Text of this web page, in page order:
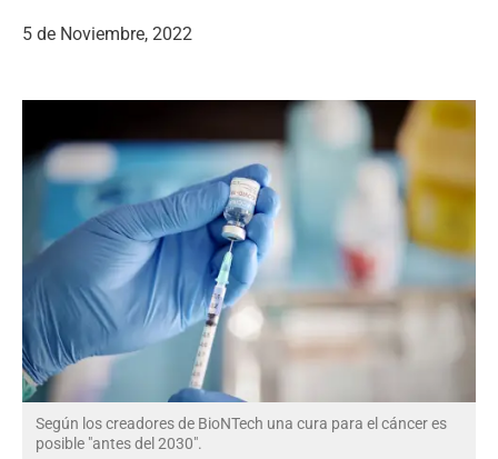
5 de Noviembre, 2022
Según los creadores de BioNTech una cura para el cáncer es
posible "antes del 2030".